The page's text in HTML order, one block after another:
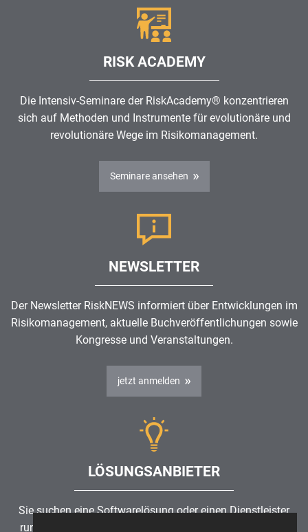
RISK ACADEMY
Die Intensiv-Seminare der RiskAcademy® konzentrieren
sich auf Methoden und Instrumente für evolutionäre und
revolutionäre Wege im Risikomanagement.
Seminare ansehen
NEWSLETTER
Der Newsletter RiskNEWS informiert über Entwicklungen im
Risikomanagement, aktuelle Buchveröffentlichungen sowie
Kongresse und Veranstaltungen.
jetzt anmelden
LÖSUNGSANBIETER
Sie suchen eine Softwarelösung oder einen Dienstleister
rund um die Themen